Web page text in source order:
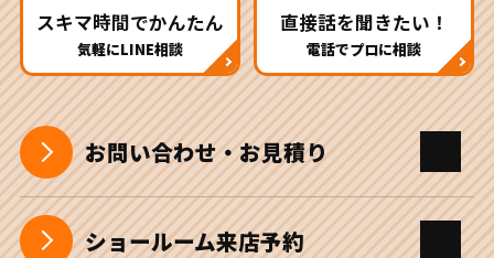
スキマ時間でかんたん
気軽にLINE相談
直接話を聞きたい！
電話でプロに相談
お問い合わせ・お見積り
ショールーム来店予約